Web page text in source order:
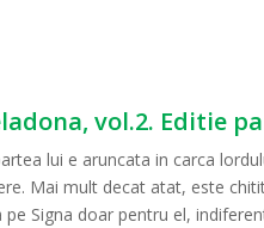
vol.2. Editie
lui e aruncata in carca
Mai mult decat atat, este
Signa doar pentru el,